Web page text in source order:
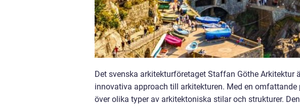
Det svenska arkitekturföretaget Staffan Göthe Arkitektur
innovativa approach till arkitekturen. Med en
över olika typer av arkitektoniska stilar och strukturer.